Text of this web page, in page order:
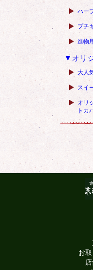
ハー
プチ
進物
▼オリ
大人
スイ
オリ
トカ
お